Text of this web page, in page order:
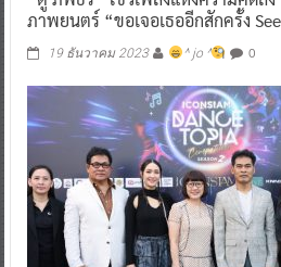
ภาพยนตร์ “ขอเจอเธออีกสักครั้ง
19 ธันวาคม 2023 ^ jo ^ 0